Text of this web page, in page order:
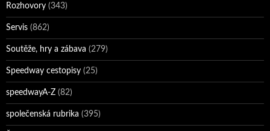
Rozhovory (343)
Servis (862)
Soutěže, hry a zábava (279)
Speedway cestopisy (25)
speedwayA-Z (82)
společenská rubrika (395)